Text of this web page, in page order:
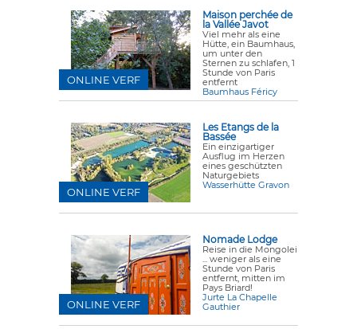
Maison perchée de
la Vallée Javot
Viel mehr als eine
Hütte, ein Baumhaus,
um unter den
Sternen zu schlafen, 1
Stunde von Paris
entfernt
Baumhaus Féricy
ONLINE VERF
Les Etangs de la
Bassée
Ein einzigartiger
Ausflug im Herzen
eines geschützten
Naturgebiets
Wasserhütte Gravon
ONLINE VERF
Nomade Lodge
Reise in die Mongolei
... weniger als eine
Stunde von Paris
entfernt, mitten im
Pays Briard!
Jurte La Chapelle
Gauthier
ONLINE VERF